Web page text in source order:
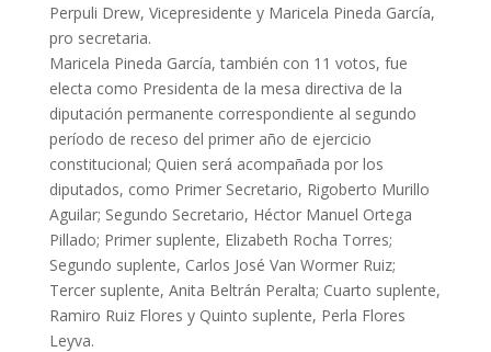
Perpuli Drew, Vicepresidente y Maricela Pineda García,
pro secretaria.
Maricela Pineda García, también con 11 votos, fue
electa como Presidenta de la mesa directiva de la
diputación permanente correspondiente al segundo
período de receso del primer año de ejercicio
constitucional; Quien será acompañada por los
diputados, como Primer Secretario, Rigoberto Murillo
Aguilar; Segundo Secretario, Héctor Manuel Ortega
Pillado; Primer suplente, Elizabeth Rocha Torres;
Segundo suplente, Carlos José Van Wormer Ruiz;
Tercer suplente, Anita Beltrán Peralta; Cuarto suplente,
Ramiro Ruiz Flores y Quinto suplente, Perla Flores
Leyva.